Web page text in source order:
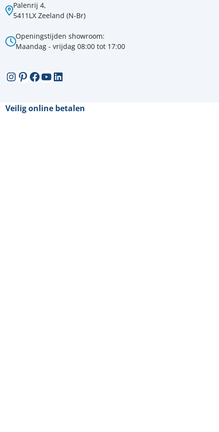
Palenrij 4,
5411LX Zeeland (N-Br)
Openingstijden showroom:
Maandag - vrijdag 08:00 tot 17:00
Instagram
Pinterest
Facebook
YouTube
LinkedIn
Veilig online betalen